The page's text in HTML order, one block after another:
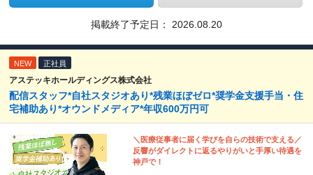
掲載終了予定日： 2026.08.20
NEW 正社員
アステッキホールディングス株式会社
配信スタッフ*自社スタジオあり*残業ほぼゼロ*奨学金支援手当・住
宅補助あり*オウンドメディア*年収600万円可
＼医療従事者に届く学びを自らの技術で支える／
反響がダイレクトに返るやりがいと手厚い待遇を
神戸で！